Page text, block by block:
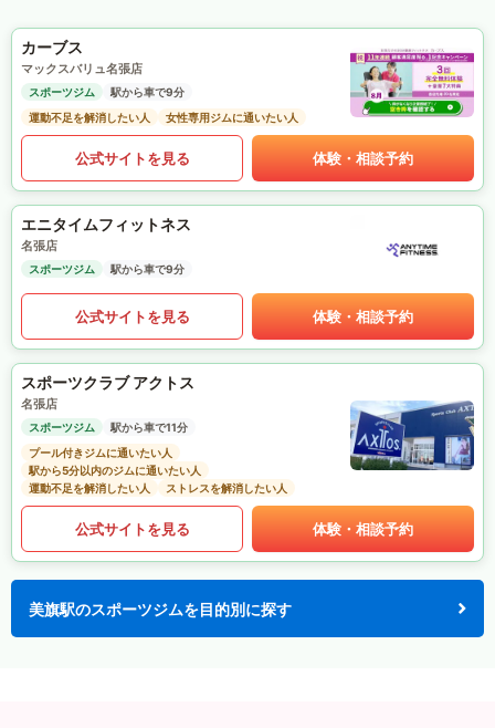
カーブス
マックスバリュ名張店
スポーツジム
駅から車で9分
運動不足を解消したい人
女性専用ジムに通いたい人
公式サイトを見る 体験・相談予約
エニタイムフィットネス
名張店
スポーツジム 駅から車で9分
公式サイトを見る 体験・相談予約
スポーツクラブ アクトス
名張店
スポーツジム
駅から車で11分
プール付きジムに通いたい人
駅から5分以内のジムに通いたい人
運動不足を解消したい人
ストレスを解消したい人
公式サイトを見る 体験・相談予約
美旗駅のスポーツジムを目的別に探す